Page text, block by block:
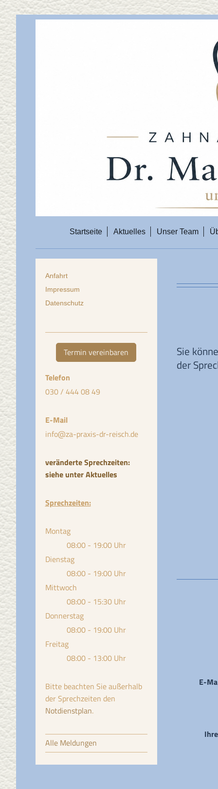
Startseite Aktuelles Unser Team
Sie
der
E-
Anfahrt
Impressum
Datenschutz
Termin vereinbaren
Telefon
030 / 444 08 49
E-Mail
info@za-praxis-dr-reisch.de
veränderte Sprechzeiten:
siehe unter Aktuelles
Sprechzeiten:
Montag
08:00 - 19:00 Uhr
Dienstag
08:00 - 19:00 Uhr
Mittwoch
08:00 - 15:30 Uhr
Donnerstag
08:00 - 19:00 Uhr
Freitag
08:00 - 13:00 Uhr
Bitte beachten Sie außerhalb
der Sprechzeiten den
Notdienstplan.
Alle Meldungen